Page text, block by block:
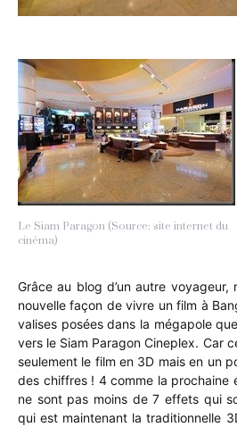
Le Siam Paragon (Source: site internet du
cinéma)
Grâce au blog d’un autre voyageur,
nouvelle façon de vivre un film à
valises posées dans la mégapole
vers le Siam Paragon Cineplex. Car
seulement le film en 3D mais en un
des chiffres ! 4 comme la prochaine
ne sont pas moins de 7 effets qui
qui est maintenant la traditionnelle